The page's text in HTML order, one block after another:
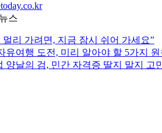
스
멀리 가려면, 지금 잠시 쉬어 가세요”
유여행 도전, 미리 알아야 할 5가지 원
양날의 검, 민간 자격증 딸지 말지 고